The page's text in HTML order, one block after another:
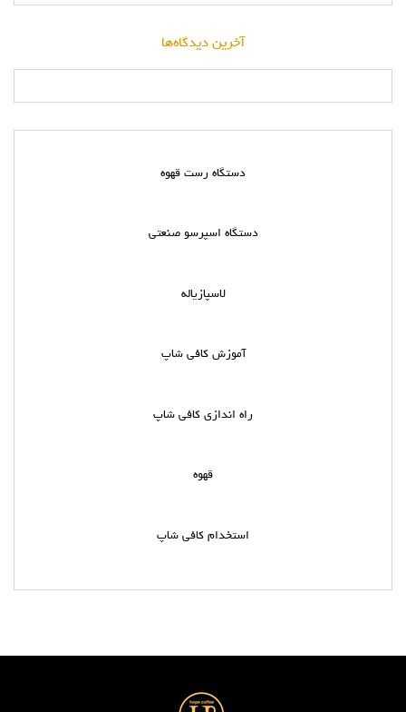
آخرین دیدگاه‌ها
دستگاه رست قهوه
دستگاه اسپرسو صنعتی
لاسپازیاله
آموزش کافی شاپ
راه اندازی کافی شاپ
قهوه
استخدام کافی شاپ